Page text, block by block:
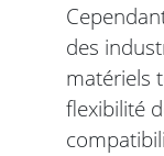
des
matériels
flexibilité